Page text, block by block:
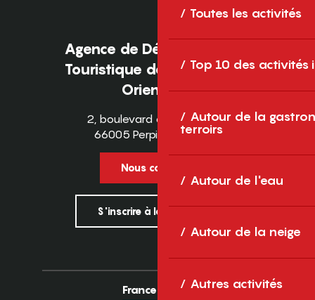
Toutes les activités
Top 10 des activités
Autour de la
terroirs
Autour de l'eau
Autour de la neige
Autres activités
Agence de Développement
Touristique des Pyrénées-
Orientales
2, boulevard des Pyrénées
66005 Perpignan Cedex
Nous contacter
S'inscrire à la newsletter
France Europe